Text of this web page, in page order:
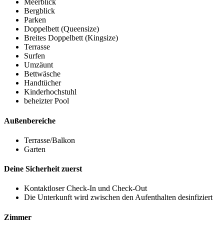
Meerblick
Bergblick
Parken
Doppelbett (Queensize)
Breites Doppelbett (Kingsize)
Terrasse
Surfen
Umzäunt
Bettwäsche
Handtücher
Kinderhochstuhl
beheizter Pool
Außenbereiche
Terrasse/Balkon
Garten
Deine Sicherheit zuerst
Kontaktloser Check-In und Check-Out
Die Unterkunft wird zwischen den Aufenthalten desinfiziert
Zimmer